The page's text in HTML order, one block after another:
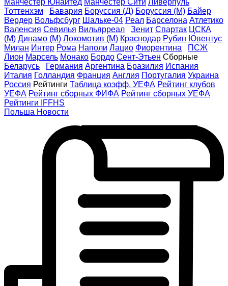
Тоттенхэм
Бавария Боруссия (Д) Боруссия (М) Байер
Вердер Вольфсбург Шальке-04 Реал Барселона Атлетико
Валенсия Севилья Вильярреал Зенит Спартак ЦСКА
(М) Динамо (М) Локомотив (М) Краснодар Рубин Ювентус
Милан Интер Рома Наполи Лацио Фиорентина
ПСЖ
Лион Марсель Монако Бордо Сент-Этьен Сборные
Беларусь
Германия Аргентина Бразилия Испания
Италия Голландия Франция Англия Португалия Украина
Россия Рейтинги Таблица коэфф. УЕФА Рейтинг клубов
УЕФА Рейтинг сборных ФИФА Рейтинг сборных УЕФА
Рейтинги IFFHS
Польша Новости